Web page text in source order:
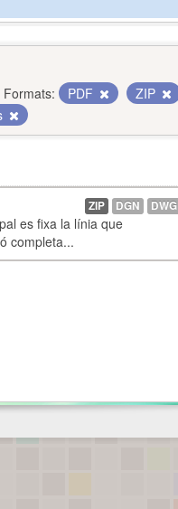
Formats: PDF
ZIP
es fixa la línia que
completa...
ZIP DGN DWG